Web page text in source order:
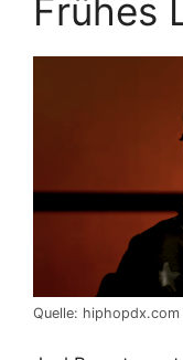
Frühes
Quelle: hiphopdx.com